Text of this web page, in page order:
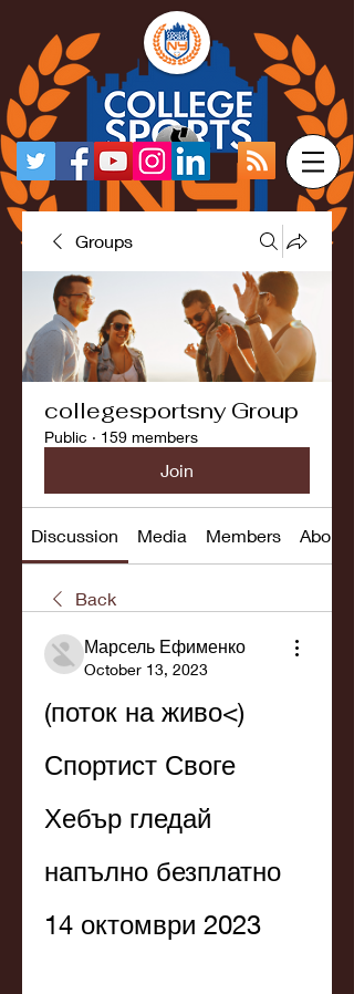
Groups
collegesportsny Group
Public · 159 members
Join
Discussion Media Members About
Back
Марсель Ефименко
October 13, 2023
(поток на живо<)
Спортист Своге
Хебър гледай
напълно безплатно
14 октомври 2023